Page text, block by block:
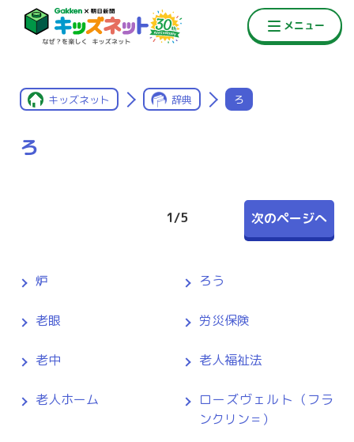
キッズネット 辞典 ろ
ろ
次のページへ
1/5
炉 ろう
老眼 労災保険
老中 老人福祉法
老人ホーム
ローズヴェルト（フラ
ンクリン＝）